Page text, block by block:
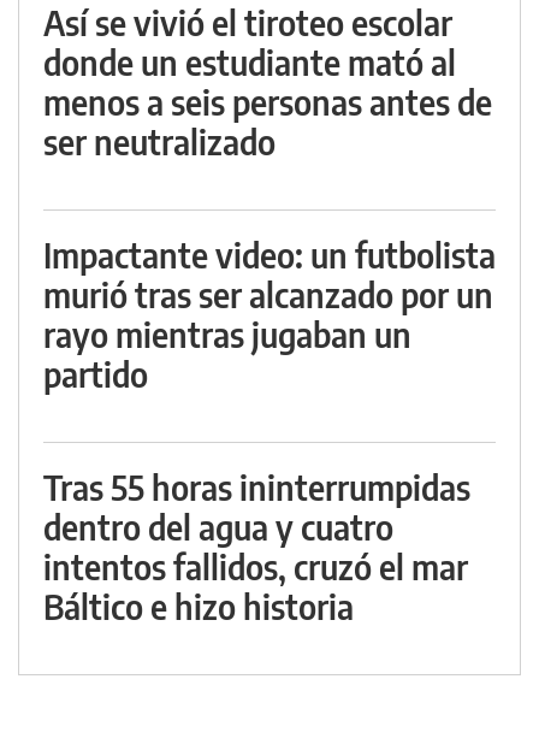
Así se vivió el tiroteo escolar
donde un estudiante mató al
menos a seis personas antes de
ser neutralizado
Impactante video: un futbolista
murió tras ser alcanzado por un
rayo mientras jugaban un
partido
Tras 55 horas ininterrumpidas
dentro del agua y cuatro
intentos fallidos, cruzó el mar
Báltico e hizo historia